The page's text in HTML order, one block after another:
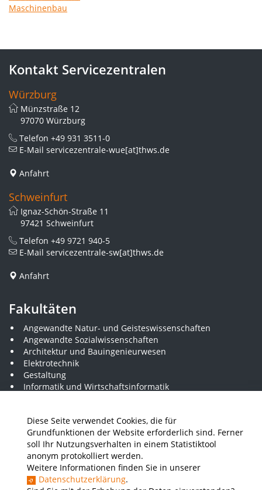
Diese Seite verwendet Cookies, die für
Grundfunktionen der Website erforderlich sind. Ferner
soll Ihr Nutzungsverhalten in einem Statistiktool
anonym protokolliert werden.
Weitere Informationen finden Sie in unserer
Datenschutzerklärung.
Kontakt Servicezentralen
Würzburg
Münzstraße 12
97070 Würzburg
Telefon +49 931 3511-0
E-Mail servicezentrale-wue[at]thws.de
Anfahrt
Schweinfurt
Ignaz-Schön-Straße 11
97421 Schweinfurt
Telefon +49 9721 940-5
E-Mail servicezentrale-sw[at]thws.de
Anfahrt
Fakultäten
Angewandte Natur- und Geisteswissenschaften
Angewandte Sozialwissenschaften
Architektur und Bauingenieurwesen
Elektrotechnik
Gestaltung
Informatik und Wirtschaftsinformatik
THWS Business School
Wirtschaftsingenieurwesen
Presse Stellenausschreibungen Intranet THWS Store